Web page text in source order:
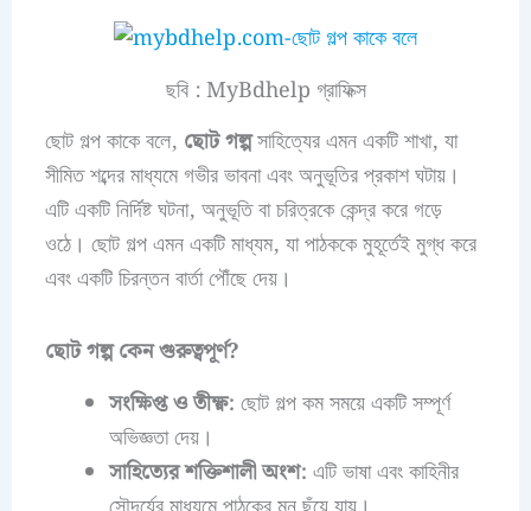
ছবি : MyBdhelp গ্রাফিক্স
ছোট গল্প কাকে বলে, ছোট গল্পসাহিত্যের এমন একটি শাখা, যা
সীমিত শব্দের মাধ্যমে গভীর ভাবনা এবং অনুভূতির প্রকাশ ঘটায়।
এটি একটি নির্দিষ্ট ঘটনা, অনুভূতি বা চরিত্রকে কেন্দ্র করে গড়ে
ওঠে। ছোট গল্প এমন একটি মাধ্যম, যা পাঠককে মুহূর্তেই মুগ্ধ করে
এবং একটি চিরন্তন বার্তা পৌঁছে দেয়।
ছোট গল্প কেন গুরুত্বপূর্ণ?
সংক্ষিপ্ত ও তীক্ষ্ণ: ছোট গল্প কম সময়ে একটি সম্পূর্ণ
অভিজ্ঞতা দেয়।
সাহিত্যের শক্তিশালী অংশ: এটি ভাষা এবং কাহিনীর